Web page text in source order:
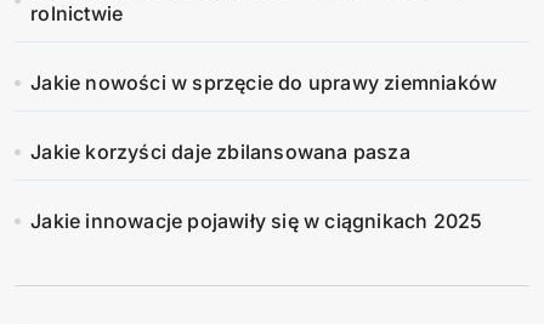
rolnictwie
Jakie nowości w sprzęcie do uprawy ziemniaków
Jakie korzyści daje zbilansowana pasza
Jakie innowacje pojawiły się w ciągnikach 2025